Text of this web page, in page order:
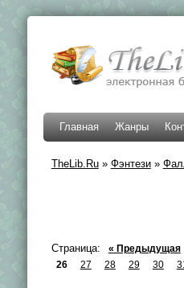
Главная Жанры
TheLib.Ru» Фэнтези»
Страница: « Предыдущая
26
27 28 29 30